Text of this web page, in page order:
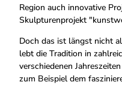
Region auch innovative
Skulpturenprojekt
Doch das ist längst nicht
lebt die Tradition in
verschiedenen
zum Beispiel dem